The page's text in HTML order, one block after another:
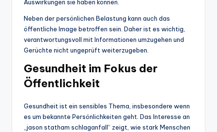
Auswirkungen sie haben können.
Neben der persönlichen Belastung kann auch das
öffentliche Image betroffen sein. Daher ist es wichtig,
verantwortungsvoll mit Informationen umzugehen und
Gerüchte nicht ungeprüft weiterzugeben.
Gesundheit im Fokus der
Öffentlichkeit
Gesundheit ist ein sensibles Thema, insbesondere wenn
es um bekannte Persönlichkeiten geht. Das Interesse an
„jason statham schlaganfall“ zeigt, wie stark Menschen